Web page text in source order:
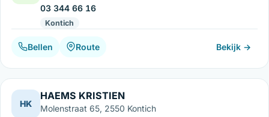
03 344 66 16
Kontich
Bellen Route Bekijk →
HK
HAEMS KRISTIEN
Molenstraat 65, 2550 Kontich